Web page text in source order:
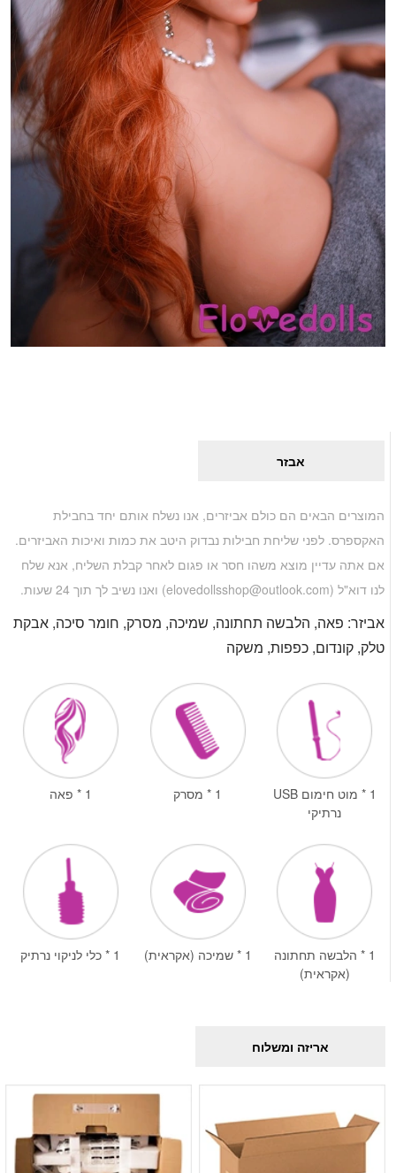
אבזר
המוצרים הבאים הם כולם אביזרים, אנו נשלח אותם יחד בחבילת
האקספרס. לפני שליחת חבילות נבדוק היטב את כמות ואיכות האביזרים.
אם אתה עדיין מוצא משהו חסר או פגום לאחר קבלת השליח, אנא שלח
לנו דוא"ל (elovedollsshop@outlook.com) ואנו נשיב לך תוך 24 שעות.
אביזר: פאה, הלבשה תחתונה, שמיכה, מסרק, חומר סיכה, אבקת
טלק, קונדום, כפפות, משקה
1 * מוט חימום USB
נרתיקי
1 * מסרק 1 * פאה
1 * הלבשה תחתונה
(אקראית)
1 * שמיכה (אקראית) 1 * כלי לניקוי נרתיק
אריזה ומשלוח